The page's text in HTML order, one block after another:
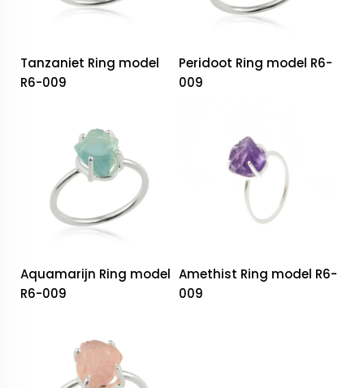
Tanzaniet Ring model
R6-009
Peridoot Ring model R6-
009
Aquamarijn Ring model
R6-009
Amethist Ring model R6-
009